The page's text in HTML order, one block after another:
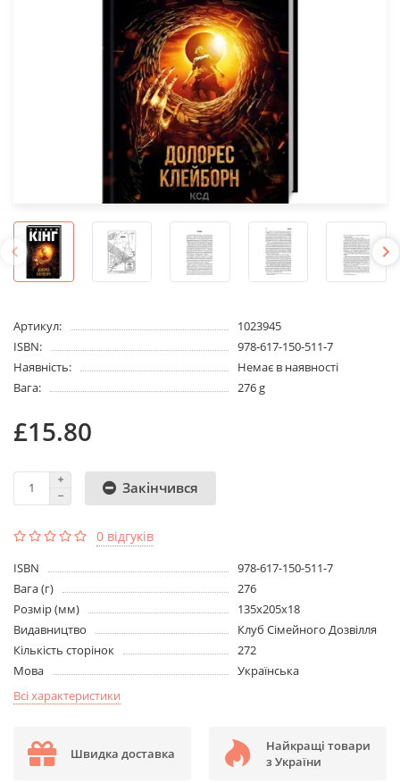
Артикул:
1023945
ISBN:
978-617-150-511-7
Наявність:
Немає в наявності
Вага:
276 g
£15.80
Закінчився
0 відгуків
ISBN
978-617-150-511-7
Вага (г)
276
Розмір (мм)
135x205x18
Видавництво
Клуб Сімейного Дозвілля
Кількість сторінок
272
Мова
Українська
Всі характеристики
Швидка доставка
Найкращі товари
з України